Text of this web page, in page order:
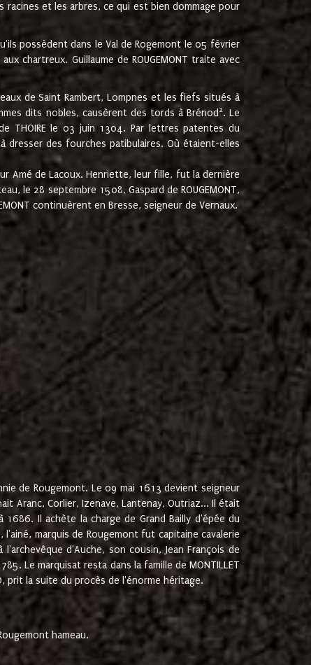
et les arbres, ce qui est bien dommage pour
possèdent dans le Val de Rogemont le 05 février
chartreux. Guillaume de ROUGEMONT traite avec
de Saint Rambert, Lompnes et les fiefs situés à
dits nobles, causèrent des tords à Brénod 2. Le
THOIRE le 03 juin 1304. Par lettres patentes du
dresser des fourches patibulaires. Où étaient-elles
Amé de Lacoux. Henriette, leur fille, fut la dernière
le 28 septembre 1508, Gaspard de ROUGEMONT,
continuèrent en Bresse, seigneur de Vernaux.
de Rougemont. Le 09 mai 1613 devient seigneur
Aranc, Corlier, Izenave, Lantenay, Outriaz... Il était
Il achète la charge de Grand Bailly d'épée du
l'ainé, marquis de Rougemont fut capitaine cavalerie
d'Auche, son cousin, Jean François de
Le marquisat resta dans la famille de MONTILLET
prit la suite du procès de l'énorme héritage.
hameau.